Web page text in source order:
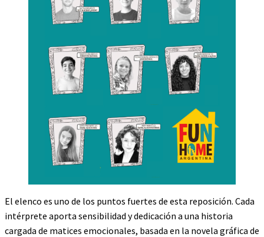
El elenco es uno de los puntos fuertes de esta reposición. Cada
intérprete aporta sensibilidad y dedicación a una historia
cargada de matices emocionales, basada en la novela gráfica de